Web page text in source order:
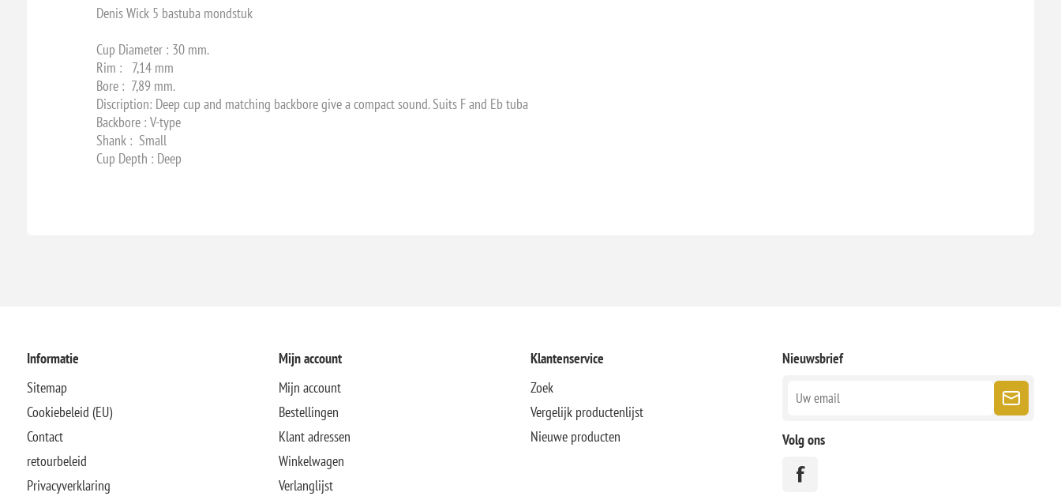
Denis Wick 5 bastuba mondstuk
Cup Diameter : 30 mm.
Rim : 7,14 mm
Bore : 7,89 mm.
Discription: Deep cup and matching backbore give a compact sound. Suits F and Eb tuba
Backbore : V-type
Shank : Small
Cup Depth : Deep
Informatie
Sitemap
Cookiebeleid (EU)
Contact
retourbeleid
Privacyverklaring
Mijn account
Mijn account
Bestellingen
Klant adressen
Winkelwagen
Verlanglijst
Klantenservice
Zoek
Vergelijk productenlijst
Nieuwe producten
Nieuwsbrief
Volg ons